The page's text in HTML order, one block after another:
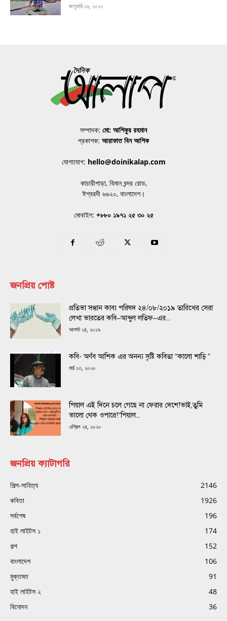
জানুয়ারি ২৬, ২০২০
সম্পাদক: মো: আশিকুর রহমান
প্রকাশক: আরাফাত বিন আশিক
যোগাযোগ: hello@doinikalap.com
কাচারীপাড়া, বিমান বন্দর রোড,
ঈশ্বরদী ৬৬২০, বাংলাদেশ।
মোবাইল: +৮৮০ ১৯৭১ ২৫ ৩০ ২৫
জনপ্রিয় পোষ্ট
প্রতিভা সন্ধান কাব্য পরিষদ ২৪/০৮/২০১৯ তারিখের সেরা
লেখা ভারতের কবি–আব্দুল লতিফ–এর...
আগস্ট ২৪, ২০১৯
কবি- অর্ণব আশিক এর অনন্য সৃষ্টি কবিতা “কালো শাড়ি ”
মার্চ ১৩, ২০২০
পিয়াল এই দিনে চলে গেছে না ফেরার দেশে!ভাই,তুমি
ভালো থেক ওপারে!“পিয়াল...
এপ্রিল ২৪, ২০২০
জনপ্রিয় ক্যাটাগরি
শিল্প-সাহিত্য
2146
কবিতা
1926
সর্বশেষ
196
হাই লাইটস ১
174
গল্প
152
বাংলাদেশ
106
মুক্তমত
91
হাই লাইটস ২
48
বিনোদন
36